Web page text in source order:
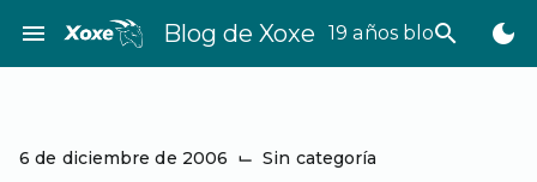
contenido
menu Blog de Xoxe 19 años bloggeando
search dark_mode
6 de diciembre de 2006 ⌙ Sin categoría